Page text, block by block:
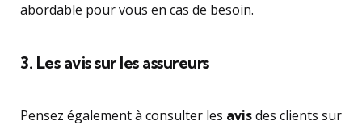
abordable pour vous en cas de besoin.
3. Les avis sur les assureurs
Pensez également à consulter les avisdes clients sur